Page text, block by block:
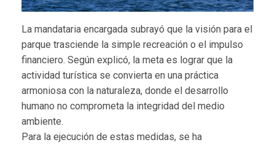
La mandataria encargada subrayó que la visión para el
parque trasciende la simple recreación o el impulso
financiero. Según explicó, la meta es lograr que la
actividad turística se convierta en una práctica
armoniosa con la naturaleza, donde el desarrollo
humano no comprometa la integridad del medio
ambiente.
Para la ejecución de estas medidas, se ha